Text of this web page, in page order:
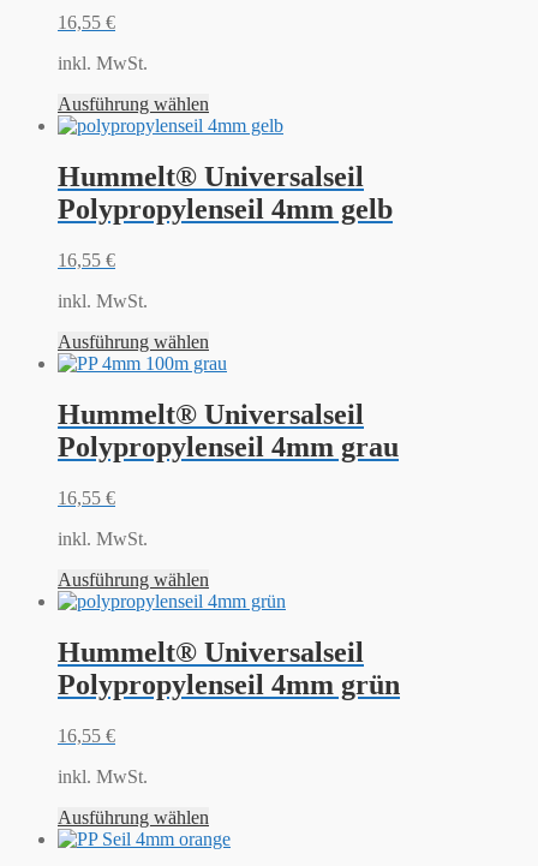
16,55 €
inkl. MwSt.
Ausführung wählen
Hummelt® Universalseil
Polypropylenseil 4mm gelb
16,55 €
inkl. MwSt.
Ausführung wählen
Hummelt® Universalseil
Polypropylenseil 4mm grau
16,55 €
inkl. MwSt.
Ausführung wählen
Hummelt® Universalseil
Polypropylenseil 4mm grün
16,55 €
inkl. MwSt.
Ausführung wählen